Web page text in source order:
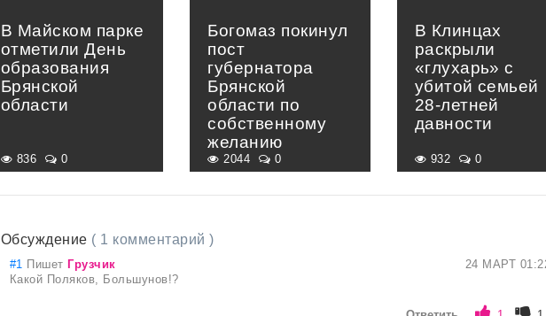
В Майском парке
отметили День
образования
Брянской
области
836 0
Богомаз покинул
пост
губернатора
Брянской
области по
собственному
желанию
2044 0
В Клинцах
раскрыли
«глухарь» с
убитой семьей
28-летней
давности
932 0
Обсуждение ( 1 комментарий )
#1 Пишет Грузчик
24 МАРТ
Какой Поляков, Большунов!?